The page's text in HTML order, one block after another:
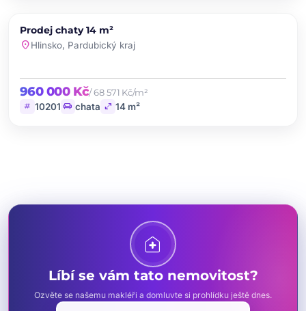
PRODEJ
Prodej chaty 14 m²
location_onHlinsko, Pardubický kraj
960 000 Kč/ 68 571 Kč/m²
tag 10201 chair chata open_in_full 14 m²
home_health
Líbí se vám tato nemovitost?
Ozvěte se našemu makléři a domluvte si prohlídku ještě dnes.